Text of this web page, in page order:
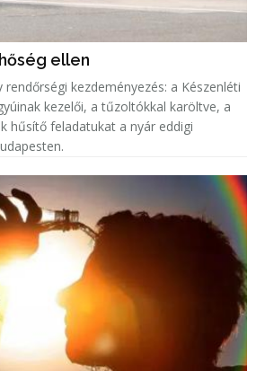
ellen
kezdeményezés: a Készenléti
kezelői, a tűzoltókkal karöltve, a
hűsítő feladatukat a nyár eddigi